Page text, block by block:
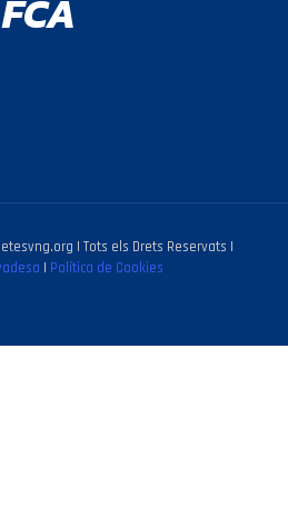
FCA
| Tots els Drets Reservats |
| Política de Cookies